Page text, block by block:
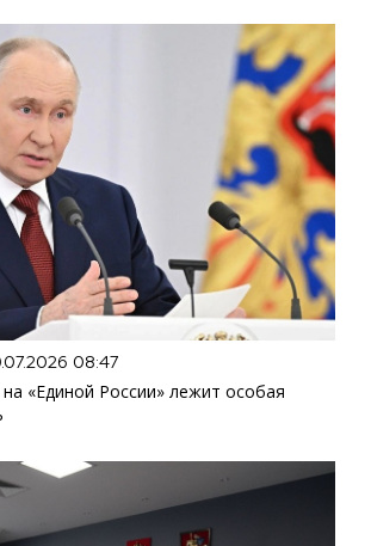
08:47
«Единой России» лежит особая